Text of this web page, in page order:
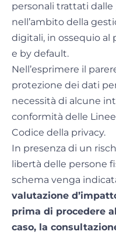
personali trattati
nell’ambito della
digitali, in ossequio al
e by default.
Nell’esprimere il
protezione dei dati
necessità di alcune
conformità delle
Codice della privacy.
In presenza di un
libertà delle persone
schema venga
valutazione
prima di procedere
caso, la